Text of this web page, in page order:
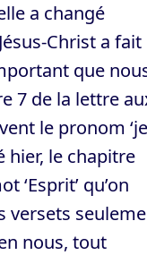
a changé
Christ a fait
que
7 de la lettre
le pronom
hier, le chapitre
‘Esprit’ qu’on
versets
nous, tout